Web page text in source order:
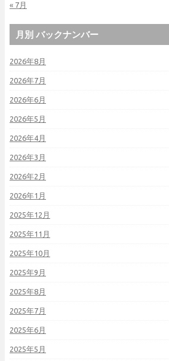
« 7月
月別 バックナンバー
2026年8月
2026年7月
2026年6月
2026年5月
2026年4月
2026年3月
2026年2月
2026年1月
2025年12月
2025年11月
2025年10月
2025年9月
2025年8月
2025年7月
2025年6月
2025年5月